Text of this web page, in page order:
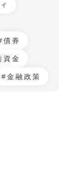
債券
資金
#金融政策